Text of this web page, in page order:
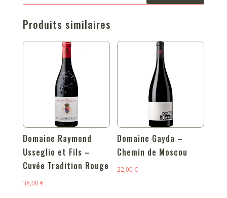
Produits similaires
Domaine Raymond
Usseglio et Fils –
Cuvée Tradition Rouge
38,00€
Domaine Gayda –
Chemin de Moscou
22,00€